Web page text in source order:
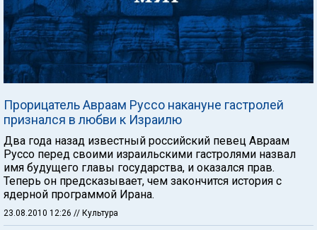
Прорицатель Авраам Руссо накануне гастролей
признался в любви к Израилю
Два года назад известный российский певец Авраам
Руссо перед своими израильскими гастролями назвал
имя будущего главы государства, и оказался прав.
Теперь он предсказывает, чем закончится история с
ядерной программой Ирана.
23.08.2010 12:26 // Культура